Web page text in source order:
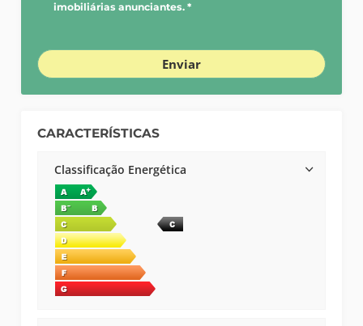
imobiliárias anunciantes. *
Enviar
CARACTERÍSTICAS
Classificação Energética